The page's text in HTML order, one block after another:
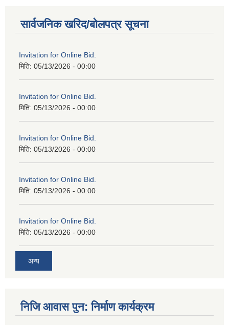
सार्वजनिक खरिद/बोलपत्र सूचना
Invitation for Online Bid.
मिति: 05/13/2026 - 00:00
Invitation for Online Bid.
मिति: 05/13/2026 - 00:00
Invitation for Online Bid.
मिति: 05/13/2026 - 00:00
Invitation for Online Bid.
मिति: 05/13/2026 - 00:00
Invitation for Online Bid.
मिति: 05/13/2026 - 00:00
अन्य
निजि आवास पुन: निर्माण कार्यक्रम